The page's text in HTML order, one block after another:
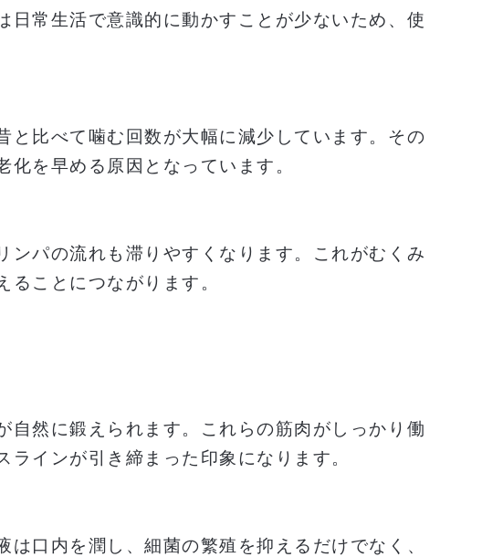
日常生活で意識的に動かすことが少ないため、使
と比べて噛む回数が大幅に減少しています。その
を早める原因となっています。
ンパの流れも滞りやすくなります。これがむくみ
ことにつながります。
自然に鍛えられます。これらの筋肉がしっかり働
インが引き締まった印象になります。
口内を潤し、細菌の繁殖を抑えるだけでなく、